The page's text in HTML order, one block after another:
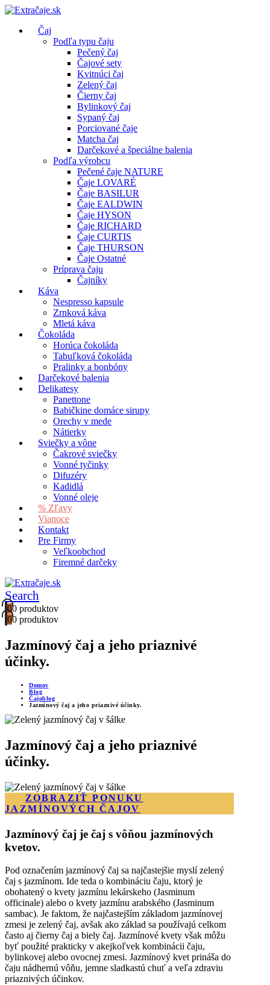
Čaj
Podľa typu čaju
Pečený čaj
Čajové sety
Kvitnúci čaj
Zelený čaj
Čierny čaj
Bylinkový čaj
Sypaný čaj
Porciované čaje
Matcha čaj
Darčekové a špeciálne balenia
Podľa výrobcu
Pečené čaje NATURE
Čaje LOVARÉ
Čaje BASILUR
Čaje EALDWIN
Čaje HYSON
Čaje RICHARD
Čaje CURTIS
Čaje THURSON
Čaje Ostatné
Príprava čaju
Čajníky
Káva
Nespresso kapsule
Zrnková káva
Mletá káva
Čokoláda
Horúca čokoláda
Tabuľková čokoláda
Pralinky a bonbóny
Darčekové balenia
Delikatesy
Panettone
Babičkine domáce sirupy
Orechy v mede
Nátierky
Sviečky a vône
Čakrové sviečky
Vonné tyčinky
Difuzéry
Kadidlá
Vonné oleje
% Zľavy
Vianoce
Kontakt
Pre Firmy
Veľkoobchod
Firemné darčeky
Search
00 produktov
00 produktov
Jazmínový čaj a jeho priaznivé
účinky.
Domov
Blog
Čajoblog
Jazmínový čaj a jeho priaznivé účinky.
Jazmínový čaj a jeho priaznivé
účinky.
ZOBRAZIŤ PONUKU
JAZMÍNOVÝCH ČAJOV
Jazmínový čaj je čaj s vôňou jazmínových
kvetov.
Pod označením jazmínový čaj sa najčastejšie myslí zelený
čaj s jazmínom. Ide teda o kombináciu čaju, ktorý je
obohatený o kvety jazmínu lekárskeho (Jasminum
officinale) alebo o kvety jazmínu arabského (Jasminum
sambac). Je faktom, že najčastejším základom jazmínovej
zmesi je zelený čaj, avšak ako základ sa používajú celkom
často aj čierny čaj a biely čaj. Jazmínové kvety však môžu
byť použité prakticky v akejkoľvek kombinácii čaju,
bylinkovej alebo ovocnej zmesi. Jazmínový kvet prináša do
čaju nádhernú vôňu, jemne sladkastú chuť a veľa zdraviu
priaznivých účinkov.